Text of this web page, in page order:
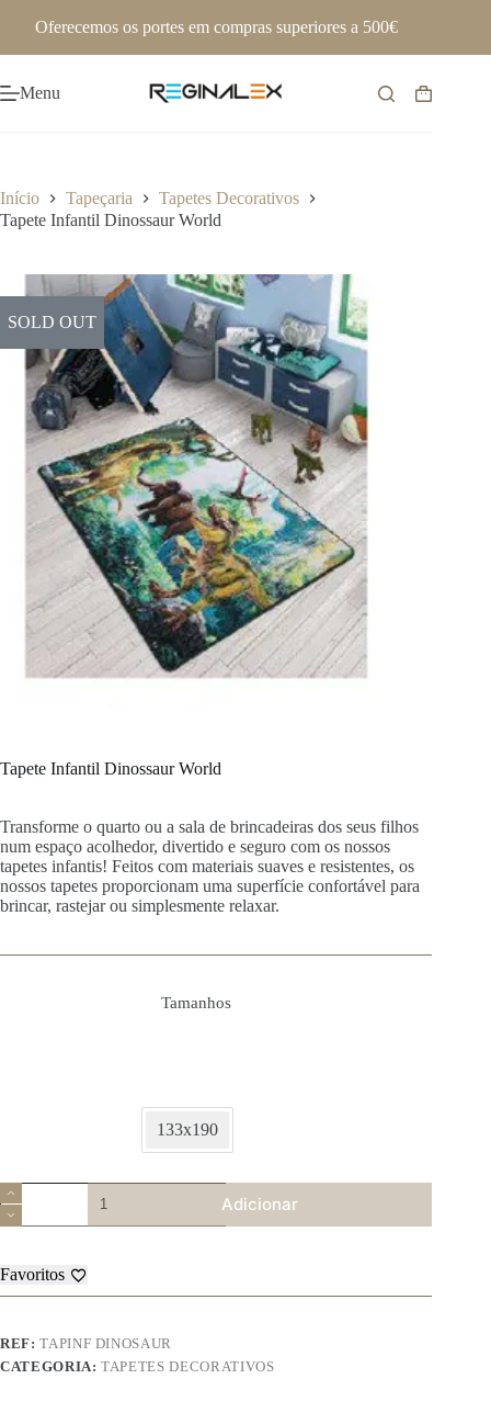
Oferecemos os portes em compras superiores a 500€
Menu
Carrinho
Início Tapeçaria
Tapetes Decorativos
Tapete Infantil Dinossaur World
SOLD OUT
Tapete Infantil Dinossaur World
Transforme o quarto ou a sala de brincadeiras dos seus filhos
num espaço acolhedor, divertido e seguro com os nossos
tapetes infantis! Feitos com materiais suaves e resistentes, os
nossos tapetes proporcionam uma superfície confortável para
brincar, rastejar ou simplesmente relaxar.
Tamanhos
133x190
Quantidade
de
Tapete
Dinossaur
World
Adicionar
Favoritos
REF:TAPINF DINOSAUR
CATEGORIA:TAPETES DECORATIVOS